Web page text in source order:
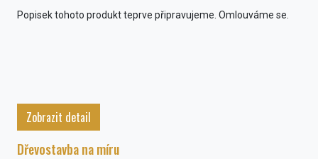
Popisek tohoto produkt teprve připravujeme. Omlouváme se.
Zobrazit detail
Dřevostavba na míru